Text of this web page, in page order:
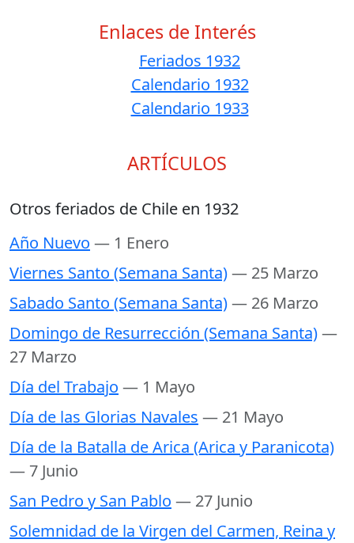
Enlaces de Interés
Feriados 1932
Calendario 1932
Calendario 1933
ARTÍCULOS
Otros feriados de Chile en 1932
Año Nuevo — 1 Enero
Viernes Santo (Semana Santa)— 25 Marzo
Sabado Santo (Semana Santa)— 26 Marzo
Domingo de Resurrección (Semana Santa)—
27 Marzo
Día del Trabajo — 1 Mayo
Día de las Glorias Navales — 21 Mayo
Día de la Batalla de Arica (Arica y Paranicota)
— 7 Junio
San Pedro y San Pablo — 27 Junio
Solemnidad de la Virgen del Carmen, Reina y